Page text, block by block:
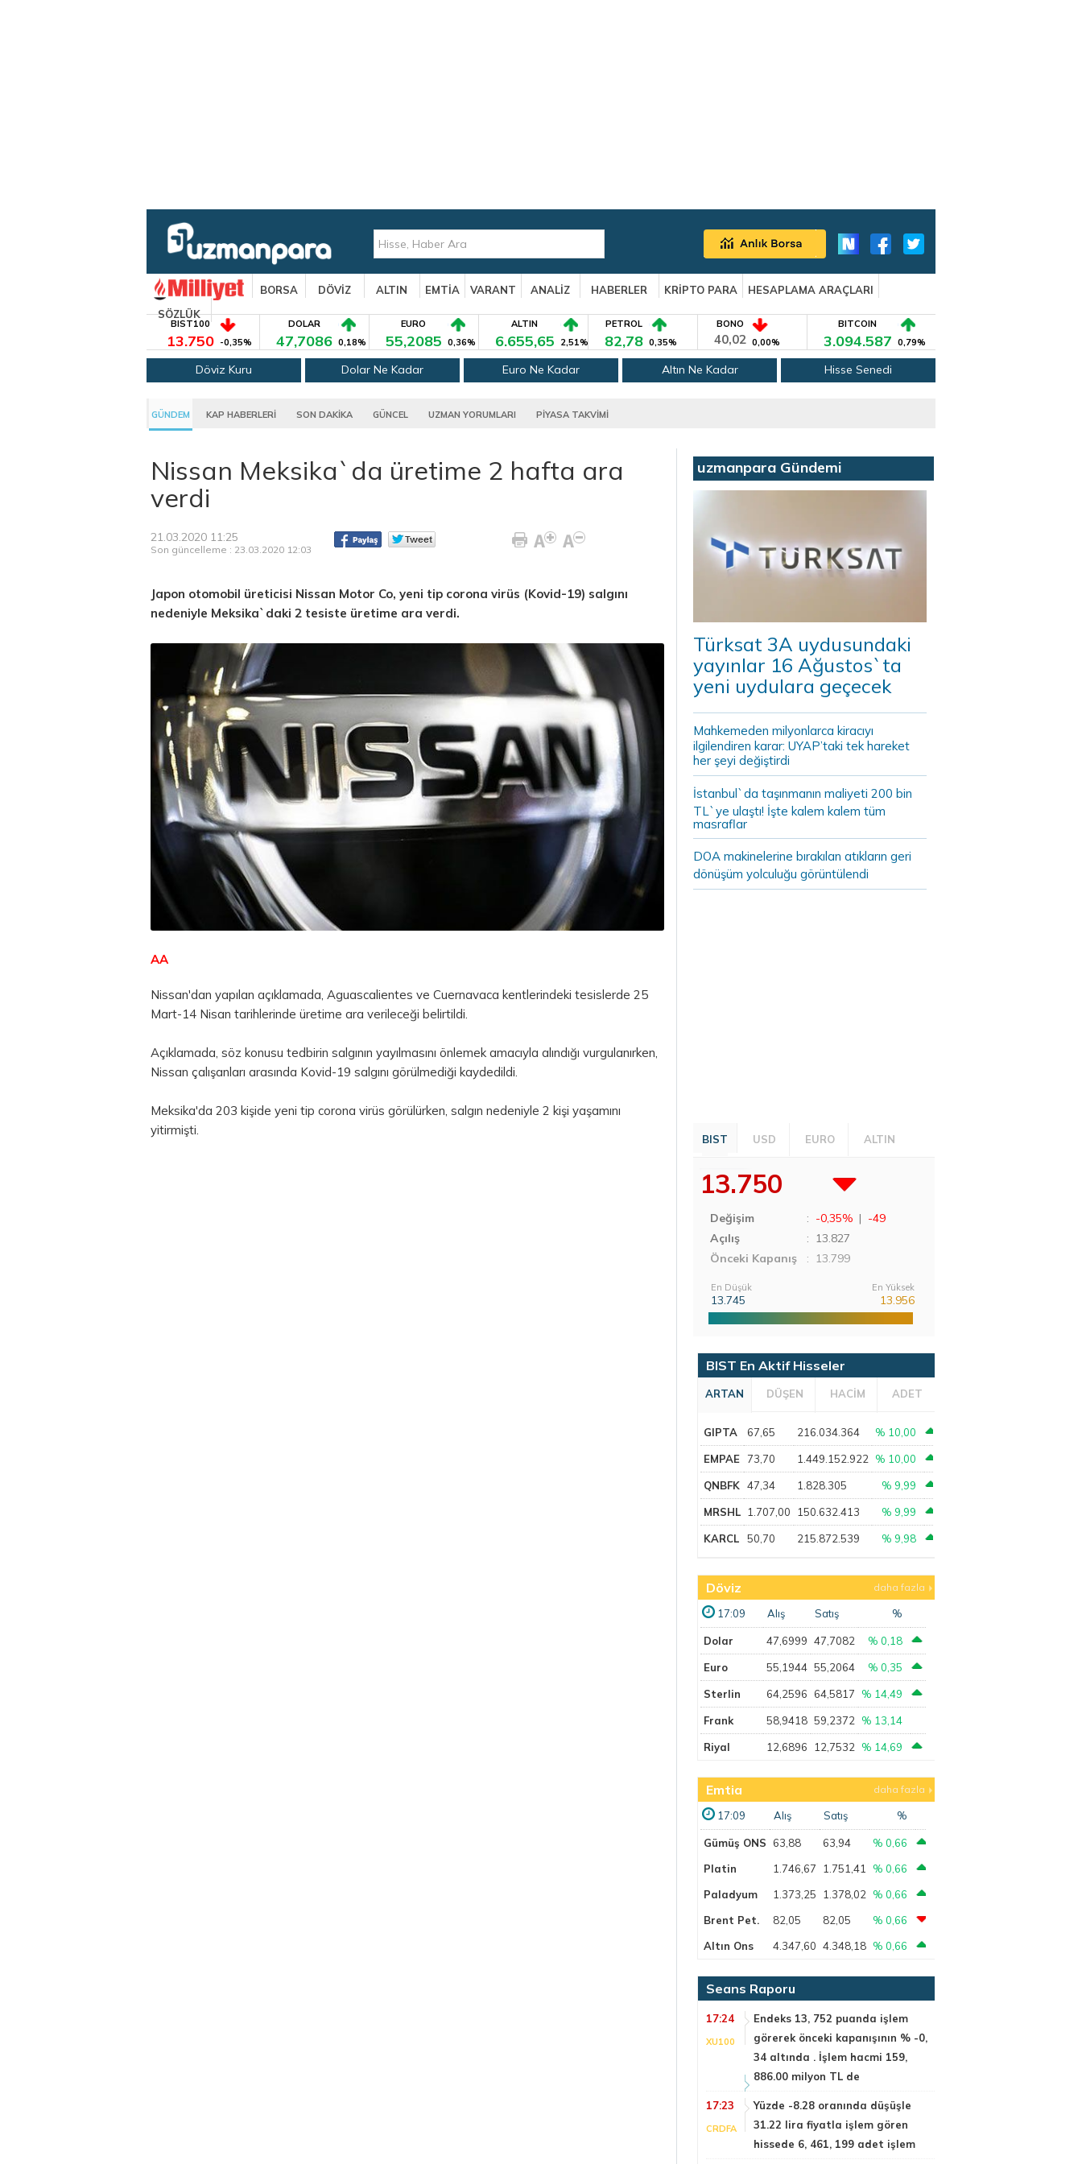
BORSA DÖVİZ ALTIN EMTİA VARANT ANALİZ HABERLER KRİPTO PARA
HESAPLAMA ARAÇLARI
SÖZLÜK
BIST100
13.750 -0,35%
DOLAR
47,7086 0,18%
EURO
55,2085 0,36%
ALTIN
6.655,65 2,51%
PETROL
82,78 0,35%
BONO
40,02 0,00%
BITCOIN
3.094.587 0,79%
Döviz Kuru Dolar Ne Kadar Euro Ne Kadar Altın Ne Kadar Hisse Senedi
GÜNDEM KAP HABERLERİ SON DAKİKA GÜNCEL UZMAN YORUMLARI PİYASA TAKVİMİ
Nissan Meksika`da üretime 2 hafta ara
verdi
21.03.2020 11:25
Son güncelleme : 23.03.2020 12:03
Japon otomobil üreticisi Nissan Motor Co, yeni tip corona virüs (Kovid-19) salgını
nedeniyle Meksika`daki 2 tesiste üretime ara verdi.
AA
Nissan'dan yapılan açıklamada, Aguascalientes ve Cuernavaca kentlerindeki tesislerde 25
Mart-14 Nisan tarihlerinde üretime ara verileceği belirtildi.
Açıklamada, söz konusu tedbirin salgının yayılmasını önlemek amacıyla alındığı vurgulanırken,
Nissan çalışanları arasında Kovid-19 salgını görülmediği kaydedildi.
Meksika'da 203 kişide yeni tip corona virüs görülürken, salgın nedeniyle 2 kişi yaşamını
yitirmişti.
uzmanpara Gündemi
Türksat 3A uydusundaki
yayınlar 16 Ağustos`ta
yeni uydulara geçecek
Mahkemeden milyonlarca kiracıyı
ilgilendiren karar: UYAP’taki tek hareket
her şeyi değiştirdi
İstanbul`da taşınmanın maliyeti 200 bin
TL`ye ulaştı! İşte kalem kalem tüm
masraflar
DOA makinelerine bırakılan atıkların geri
dönüşüm yolculuğu görüntülendi
BIST USD EURO ALTIN
13.750
Değişim : -0,35% | -49
Açılış
: 13.827
Önceki Kapanış
: 13.799
En Düşük
13.745
En Yüksek
13.956
BIST En Aktif Hisseler
ARTAN DÜŞEN HACİM ADET
GIPTA 67,65 216.034.364 % 10,00
EMPAE 73,70 1.449.152.922 % 10,00
QNBFK 47,34 1.828.305 % 9,99
MRSHL 1.707,00 150.632.413 % 9,99
KARCL 50,70 215.872.539 % 9,98
Döviz daha fazla
17:09 Alış Satış %
Dolar 47,6999 47,7082 % 0,18
Euro 55,1944 55,2064 % 0,35
Sterlin 64,2596 64,5817 % 14,49
Frank 58,9418 59,2372 % 13,14
Riyal 12,6896 12,7532 % 14,69
Emtia daha fazla
17:09 Alış Satış %
Gümüş ONS 63,88 63,94
% 0,66
Platin
1.746,67 1.751,41
% 0,66
Paladyum
1.373,25 1.378,02
% 0,66
Brent Pet.
82,05 82,05
% 0,66
Altın Ons
4.347,60 4.348,18 % 0,66
Seans Raporu
17:24
XU100
Endeks 13, 752 puanda işlem
görerek önceki kapanışının % -0,
34 altında . İşlem hacmi 159,
886.00 milyon TL de
17:23
CRDFA
Yüzde -8.28 oranında düşüşle
31.22 lira fiyatla işlem gören
hissede 6, 461, 199 adet işlem